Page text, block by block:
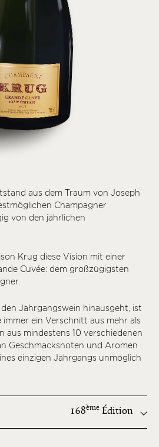
aus dem Traum von Joseph
Champagner
von den jährlichen
Krug diese Vision mit einer
Cuvée: dem großzügigsten
Jahrgangswein hinausgeht, ist
immer ein Verschnitt aus mehr als
aus mindestens 10 verschiedenen
Geschmacksnoten und Aromen
einzigen Jahrgangs unmöglich
168ème Édition